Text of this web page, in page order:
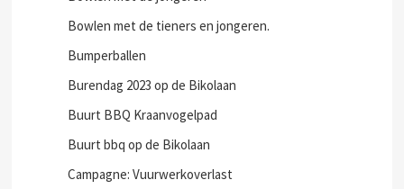
Bowlen met de tieners en jongeren.
Bumperballen
Burendag 2023 op de Bikolaan
Buurt BBQ Kraanvogelpad
Buurt bbq op de Bikolaan
Campagne: Vuurwerkoverlast